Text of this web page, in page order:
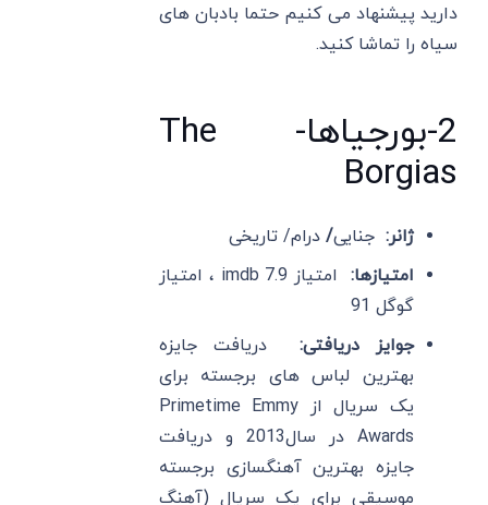
دارید پیشنهاد می کنیم حتما بادبان های
سیاه را تماشا کنید.
2-بورجیاها- The
Borgias
ژانر: جنایی/ درام/ تاریخی
امتیازها:
امتیاز imdb 7.9 ، امتیاز
گوگل 91
جوایز دریافتی:دریافت جایزه
بهترین لباس های برجسته برای
یک سریال از Primetime Emmy
Awards در سال2013 و دریافت
جایزه بهترین آهنگسازی برجسته
موسیقی برای یک سریال (آهنگ